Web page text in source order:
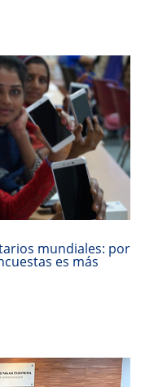
mundiales: por
es más